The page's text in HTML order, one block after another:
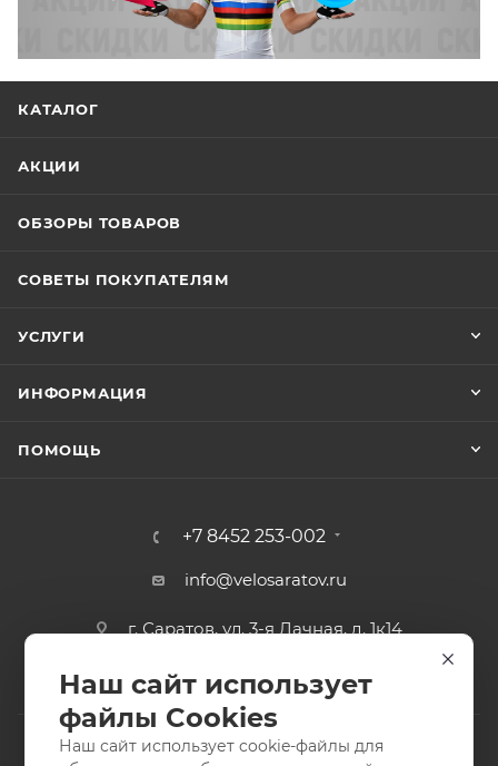
КАТАЛОГ
АКЦИИ
ОБЗОРЫ ТОВАРОВ
СОВЕТЫ ПОКУПАТЕЛЯМ
УСЛУГИ
ИНФОРМАЦИЯ
ПОМОЩЬ
+7 8452 253-002
info@velosaratov.ru
г. Саратов, ул. 3-я Дачная, д. 1к14
Наш сайт использует
файлы Cookies
Наш сайт использует cookie-файлы для